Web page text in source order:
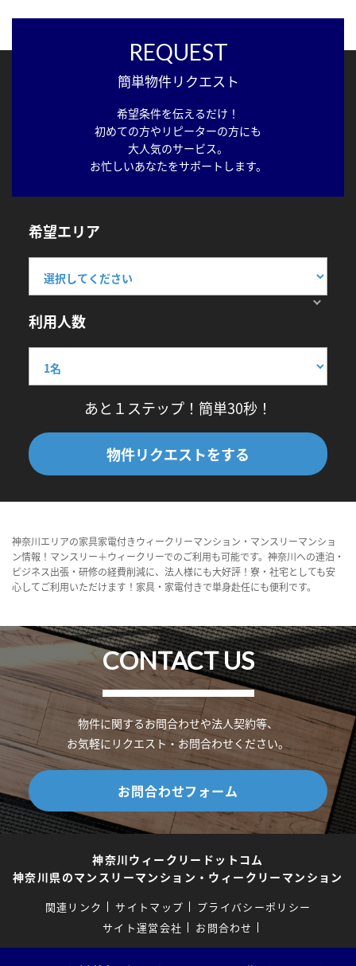
REQUEST
簡単物件リクエスト
希望条件を伝えるだけ！
初めての方やリピーターの方にも
大人気のサービス。
お忙しいあなたをサポートします。
希望エリア
利用人数
あと１ステップ！簡単30秒！
物件リクエストをする
神奈川エリアの家具家電付きウィークリーマンション・マンスリーマンショ
ン情報！マンスリー＋ウィークリーでのご利用も可能です。神奈川への連泊・
ビジネス出張・研修の経費削減に、法人様にも大好評！寮・社宅としても安
心してご利用いただけます！家具・家電付きで単身赴任にも便利です。
CONTACT US
物件に関するお問合わせや法人契約等、
お気軽にリクエスト・お問合わせください。
お問合わせフォーム
神奈川ウィークリードットコム
神奈川県のマンスリーマンション・ウィークリーマンション
関連リンク サイトマップ
プライバシーポリシー
サイト運営会社
お問合わせ